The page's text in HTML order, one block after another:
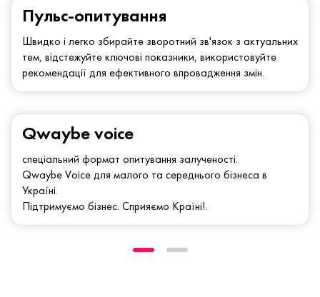
Qwaybe voice
спеціальний формат опитування залученості.
Qwaybe Voice для малого та середнього бізнеса в
Україні.
Підтримуємо бізнес. Сприяємо Країні!.
Пульс-опитування
Швидко і легко збирайте зворотний зв'язок з актуальних
тем, відстежуйте ключові показники, використовуйте
рекомендації для ефективного впровадження змін.